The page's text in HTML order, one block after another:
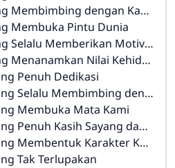
dengan Kasih Sayang
Membuka Pintu Dunia
Selalu Memberikan Motivasi
Nilai Kehidupan
Penuh Dedikasi
Membimbing dengan Tulus
Membuka Mata Kami
Kasih Sayang dan Perhatian
Membentuk Karakter Kami
Tak Terlupakan